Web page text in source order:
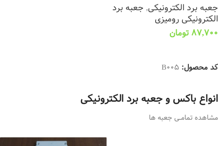
جعبه برد الکترونیکی, جعبه برد
الکترونیکی رومیزی
87,700 تومان
کد محصول: B005
انواع باکس و جعبه برد الکترونیکی
مشاهده تمامــی جعبه ها